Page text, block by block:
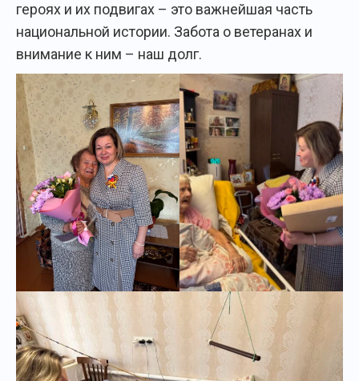
героях и их подвигах – это важнейшая часть
национальной истории. Забота о ветеранах и
внимание к ним – наш долг.